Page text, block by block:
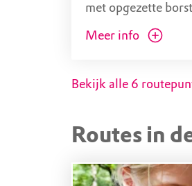
met opgezette
Een roodborstje wil
Meer info
Bekijk alle 6
Routes in